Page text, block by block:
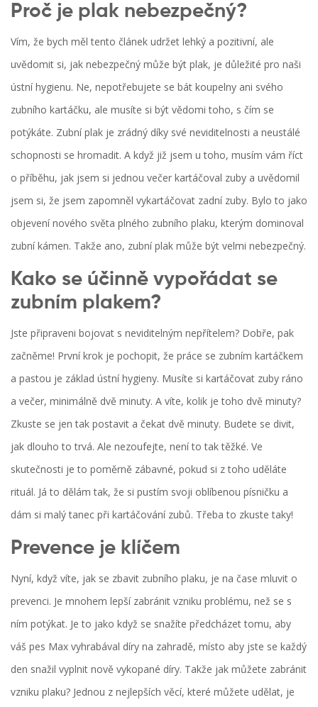
Proč je plak nebezpečný?
Vím, že bych měl tento článek udržet lehký a pozitivní, ale
uvědomit si, jak nebezpečný může být plak, je důležité pro naši
ústní hygienu. Ne, nepotřebujete se bát koupelny ani svého
zubního kartáčku, ale musíte si být vědomi toho, s čím se
potýkáte. Zubní plak je zrádný díky své neviditelnosti a neustálé
schopnosti se hromadit. A když již jsem u toho, musím vám říct
o příběhu, jak jsem si jednou večer kartáčoval zuby a uvědomil
jsem si, že jsem zapomněl vykartáčovat zadní zuby. Bylo to jako
objevení nového světa plného zubního plaku, kterým dominoval
zubní kámen. Takže ano, zubní plak může být velmi nebezpečný.
Kako se účinně vypořádat se
zubním plakem?
Jste připraveni bojovat s neviditelným nepřítelem? Dobře, pak
začněme! První krok je pochopit, že práce se zubním kartáčkem
a pastou je základ ústní hygieny. Musíte si kartáčovat zuby ráno
a večer, minimálně dvě minuty. A víte, kolik je toho dvě minuty?
Zkuste se jen tak postavit a čekat dvě minuty. Budete se divit,
jak dlouho to trvá. Ale nezoufejte, není to tak těžké. Ve
skutečnosti je to poměrně zábavné, pokud si z toho uděláte
rituál. Já to dělám tak, že si pustím svoji oblíbenou písničku a
dám si malý tanec při kartáčování zubů. Třeba to zkuste taky!
Prevence je klíčem
Nyní, když víte, jak se zbavit zubního plaku, je na čase mluvit o
prevenci. Je mnohem lepší zabránit vzniku problému, než se s
ním potýkat. Je to jako když se snažíte předcházet tomu, aby
váš pes Max vyhrabával díry na zahradě, místo aby jste se každý
den snažil vyplnit nově vykopané díry. Takže jak můžete zabránit
vzniku plaku? Jednou z nejlepších věcí, které můžete udělat, je